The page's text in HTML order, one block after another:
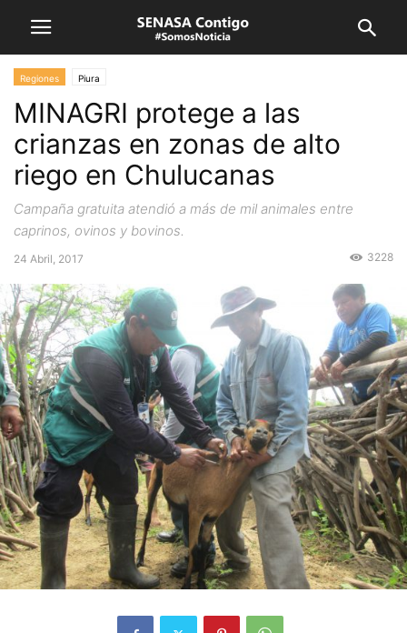
Regiones Piura
MINAGRI protege a las
crianzas en zonas de alto
riego en Chulucanas
Campaña gratuita atendió a más de mil animales entre
caprinos, ovinos y bovinos.
24 Abril, 2017 3228